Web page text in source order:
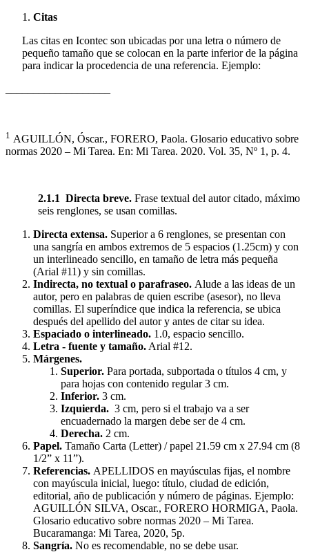
Citas
Las citas en Icontec son ubicadas por una letra o número de
pequeño tamaño que se colocan en la parte inferior de la página
para indicar la procedencia de una referencia. Ejemplo:
1 AGUILLÓN, Óscar., FORERO, Paola. Glosario educativo sobre
normas 2020 – Mi Tarea. En: Mi Tarea. 2020. Vol. 35, Nº 1, p. 4.
2.1.1 Directa breve.Frase textual del autor citado, máximo
seis renglones, se usan comillas.
Directa extensa. Superior a 6 renglones, se presentan con
una sangría en ambos extremos de 5 espacios (1.25cm) y con
un interlineado sencillo, en tamaño de letra más pequeña
(Arial #11) y sin comillas.
Indirecta, no textual o parafraseo. Alude a las ideas de un
autor, pero en palabras de quien escribe (asesor), no lleva
comillas. El superíndice que indica la referencia, se ubica
después del apellido del autor y antes de citar su idea.
Espaciado o interlineado. 1.0, espacio sencillo.
Letra - fuente y tamaño. Arial #12.
Márgenes.
Superior. Para portada, subportada o títulos 4 cm, y
para hojas con contenido regular 3 cm.
Inferior. 3 cm.
Izquierda. 3 cm, pero si el trabajo va a ser
encuadernado la margen debe ser de 4 cm.
Derecha. 2 cm.
Papel. Tamaño Carta (Letter) / papel 21.59 cm x 27.94 cm (8
1/2” x 11”).
Referencias. APELLIDOS en mayúsculas fijas, el nombre
con mayúscula inicial, luego: título, ciudad de edición,
editorial, año de publicación y número de páginas. Ejemplo:
AGUILLÓN SILVA, Oscar., FORERO HORMIGA, Paola.
Glosario educativo sobre normas 2020 – Mi Tarea.
Bucaramanga: Mi Tarea, 2020, 5p.
Sangría. No es recomendable, no se debe usar.